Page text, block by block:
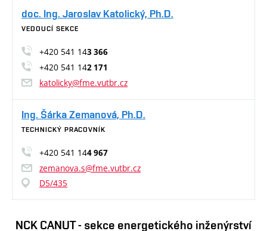
doc. Ing. Jaroslav Katolický, Ph.D.
VEDOUCÍ SEKCE
+420 541 143 366
+420 541 142 171
katolicky@fme.vutbr.cz
Ing. Šárka Zemanová, Ph.D.
TECHNICKÝ PRACOVNÍK
+420 541 144 967
zemanova.s@fme.vutbr.cz
D5/435
NCK CANUT - sekce energetického inženýrství